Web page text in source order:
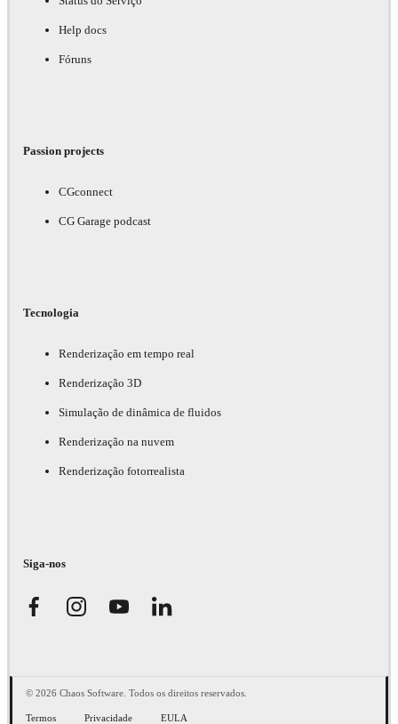
Help docs
Fóruns
Passion projects
CGconnect
CG Garage podcast
Tecnologia
Renderização em tempo real
Renderização 3D
Simulação de dinâmica de fluidos
Renderização na nuvem
Renderização fotorrealista
Siga-nos
© 2026 Chaos Software. Todos os direitos reservados.
Termos Privacidade EULA